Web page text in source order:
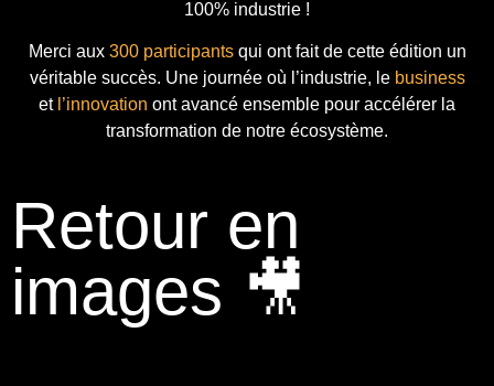
100% industrie !
Merci aux 300 participantsqui ont fait de cette édition un
véritable succès. Une journée où l’industrie, le business
et l’innovation ont avancé ensemble pour accélérer la
transformation de notre écosystème.
Retour en
images 🎥